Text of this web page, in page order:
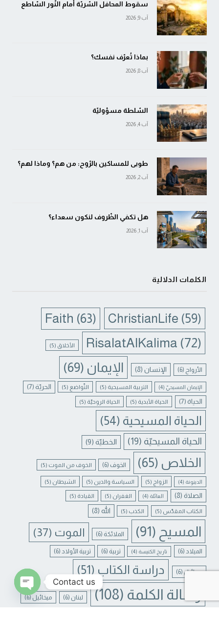
سقوط المحافل السّريّة أمام النّور السّاطع
آب 9, 2026
بماذا تُعرّف نفسك؟
آب 8, 2026
السّلطة مسؤوليّة
آب 4, 2026
طوبى للمساكين بالرّوح: من هم؟ وماذا لهم؟
آب 2, 2026
هل تكفي الظّروف لنكون سعداء؟
آب 1, 2026
الكلمات الدلالية
ChristianLife (59)
Faith (63)
RisalatAlKalima (72) الأخلاق (5)
الأرواح (6) الإنسان(8) الإيمان (69)
الإيمان المسيحيّ (4) التربية المسيحية (5) التّواضع (5) الحريّة (7)
الحياة (7) الحياة الأبدية (5) الحياة الروحيّة (5)
الحياة المسيحية (54)
الحياة المسيحيّة (19) الخطيّة (9)
الخلاص (65) الخوف (6) الخوف من الموت (5)
الدينونة (4) الزواج (5) السياسة والدين (5) الشيطان (5)
الصلاة (8) العائلة (4) الغفران (5) القيادة (5)
الكتاب المقدّس (5) الكذب (5) الله (8)
المسيح (91) الملائكة (6) الموت (37)
الميلاد (6) تاريخ الكنيسة (4) تربية (6) تربية الأولاد (6)
جبرائيل (6) دراسة الكتاب (51)
رسالة الكلمة (108) لبنان (6) ميخائيل (6)
Contact us
CHATY